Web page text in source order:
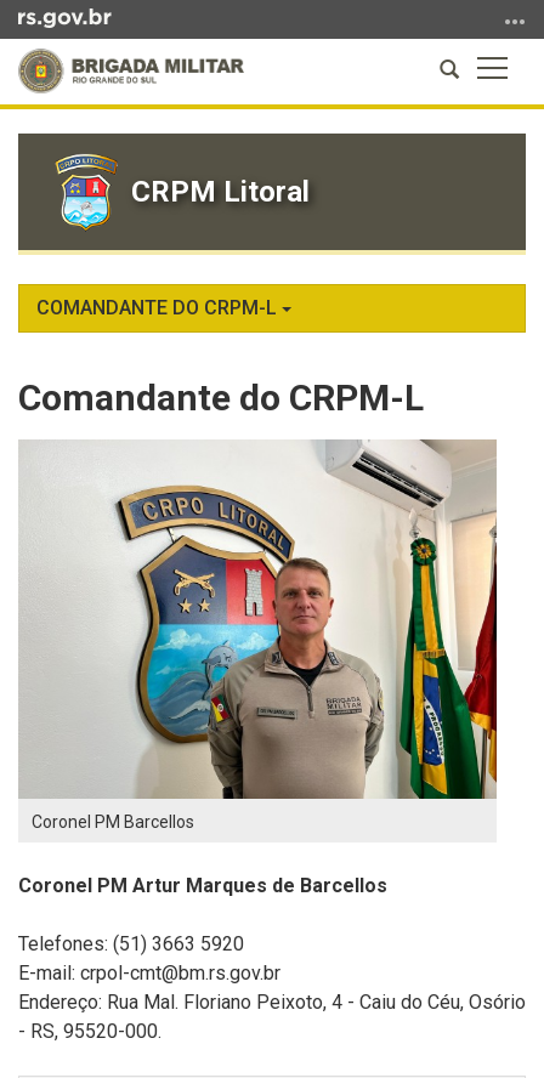
para
conteúdo
busca
a
Abrir
a
busca
conteúdo
CRPM Litoral
COMANDANTE DO CRPM-L
Comandante do CRPM-L
Coronel PM Barcellos
Coronel PM Artur Marques de Barcellos
Telefones: (51) 3663 5920
E-mail: crpol-cmt@bm.rs.gov.br
Endereço: Rua Mal. Floriano Peixoto, 4 - Caiu do Céu, Osório
- RS, 95520-000.